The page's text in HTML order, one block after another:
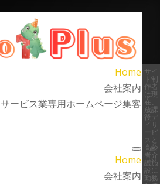
Home
会社案内
サービス業専用ホームページ集客
Home
会社案内
サイ
ト制
作者
は現
在、
放課
後デ
イサ
ービ
スと
高齢
者介
護施
設に
勤務